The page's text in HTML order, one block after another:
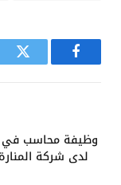
فيسبوك
وظيفة محاسب في
لدى شركة